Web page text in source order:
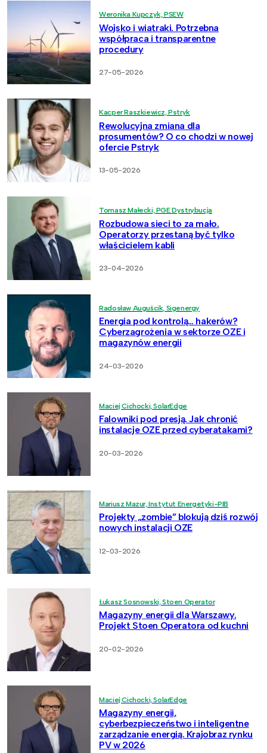
Weronika Kupczyk, PSEW
Wojsko i wiatraki. Potrzebna
współpraca i transparentne
procedury
27-05-2026
Kacper Raszkiewicz, Pstryk
Rewolucyjna zmiana dla
prosumentów? O co chodzi w nowej
ofercie Pstryk
13-05-2026
Tomasz Małecki, PGE Dystrybucja
Rozbudowa sieci to za mało.
Operatorzy przestaną być tylko
właścicielem kabli
23-04-2026
Radosław Auguścik, Sigenergy
Energia pod kontrolą… hakerów?
Cyberzagrożenia w sektorze OZE i
magazynów energii
24-03-2026
Maciej Cichocki, SolarEdge
Falowniki pod presją. Jak chronić
instalacje OZE przed cyberatakami?
20-03-2026
Mariusz Mazur, Instytut Energetyki-PIB
Projekty „zombie” blokują dziś rozwój
nowych instalacji OZE
12-03-2026
Łukasz Sosnowski, Stoen Operator
Magazyny energii dla Warszawy.
Projekt Stoen Operatora od kuchni
20-02-2026
Maciej Cichocki, SolarEdge
Magazyny energii,
cyberbezpieczeństwo i inteligentne
zarządzanie energią. Krajobraz rynku
PV w 2026